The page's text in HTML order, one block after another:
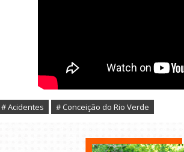
# Acidentes # Conceição do Rio Verde